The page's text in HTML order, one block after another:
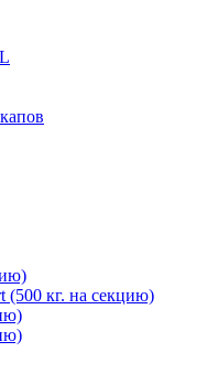
(500 кг. на секцию)